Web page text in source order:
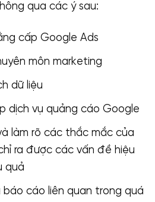
qua các ý sau:
cấp Google Ads
môn marketing
dữ liệu
dịch vụ quảng cáo Google
làm rõ các thắc mắc của
ra được các vấn đề hiệu
quả
báo cáo liên quan trong quá